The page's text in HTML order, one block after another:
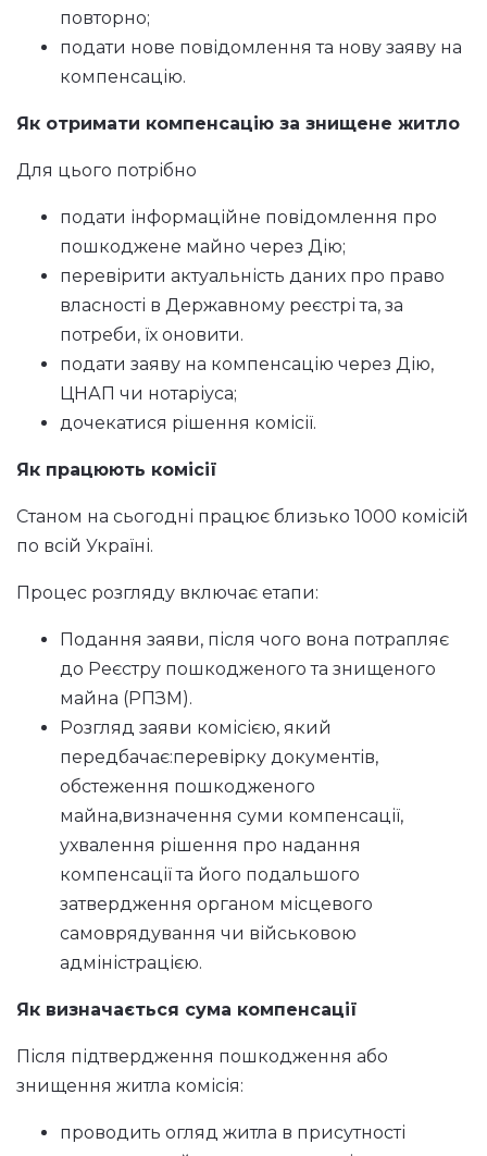
повторно;
подати нове повідомлення та нову заяву на
компенсацію.
Як отримати компенсацію за знищене житло
Для цього потрібно
подати інформаційне повідомлення про
пошкоджене майно через Дію;
перевірити актуальність даних про право
власності в Державному реєстрі та, за
потреби, їх оновити.
подати заяву на компенсацію через Дію,
ЦНАП чи нотаріуса;
дочекатися рішення комісії.
Як працюють комісії
Станом на сьогодні працює близько 1000 комісій
по всій Україні.
Процес розгляду включає етапи:
Подання заяви, після чого вона потрапляє
до Реєстру пошкодженого та знищеного
майна (РПЗМ).
Розгляд заяви комісією, який
передбачає:перевірку документів,
обстеження пошкодженого
майна,визначення суми компенсації,
ухвалення рішення про надання
компенсації та його подальшого
затвердження органом місцевого
самоврядування чи військовою
адміністрацією.
Як визначається сума компенсації
Після підтвердження пошкодження або
знищення житла комісія:
проводить огляд житла в присутності